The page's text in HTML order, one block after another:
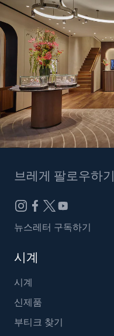
브레게 팔로우하기
뉴스레터 구독하기
시계
시계
신제품
부티크 찾기